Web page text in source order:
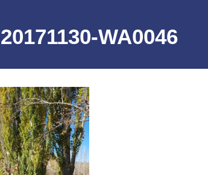
WA0046